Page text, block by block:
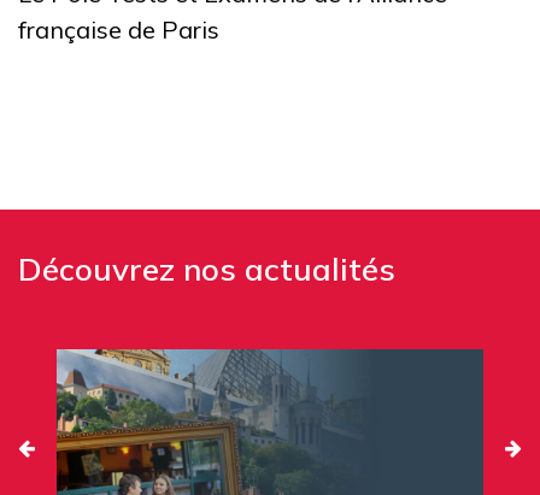
française de Paris
Découvrez nos actualités